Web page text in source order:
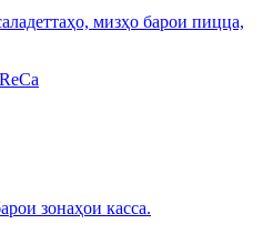
мизҳо барои пицца,
зонаҳои касса.